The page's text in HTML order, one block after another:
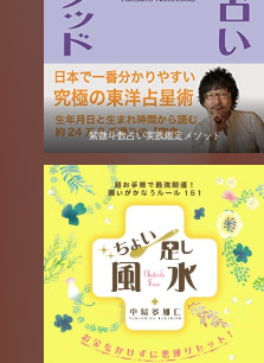
紫微斗数占い実践鑑定メソッド